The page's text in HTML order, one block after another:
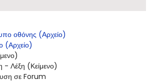
οθόνης (Αρχείο)
(Αρχείο)
- Λέξη (Κείμενο)
σε Forum